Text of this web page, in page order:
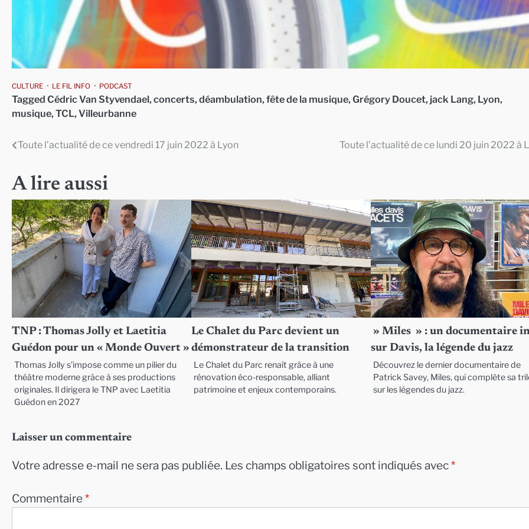
CULTURE LE FIL INFO PODCAST
Tagged Cédric Van Styvendael, concerts, déambulation, fête de la musique, Grégory Doucet, jack Lang, Lyon,
musique, TCL, Villeurbanne
Navigation
l’article
Toute l’actualité de ce vendredi 17 juin 2022 à Lyon Toute l’actualité de ce lundi 20 juin 2022 à
A lire aussi
TNP : Thomas Jolly et Laetitia
Guédon pour un « Monde Ouvert »
Thomas Jolly s’impose comme un pilier du
théâtre moderne grâce à ses productions
originales. Il dirigera le TNP avec Laetitia
Guédon en 2027
Le Chalet du Parc devient un
démonstrateur de la transition
Le Chalet du Parc renaît grâce à une
rénovation éco-responsable, alliant
patrimoine et enjeux contemporains.
» Miles » : un documentaire
sur Davis, la légende du jazz
Découvrez le dernier documentaire de
Patrick Savey, Miles, qui complète sa
sur les légendes du jazz.
Laisser un commentaire
Votre adresse e-mail ne sera pas publiée. Les champs obligatoires sont indiqués avec*
Commentaire*